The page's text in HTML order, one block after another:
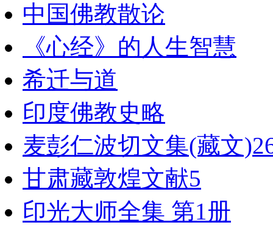
中国佛教散论
《心经》的人生智慧
希迁与道
印度佛教史略
麦彭仁波切文集(藏文
甘肃藏敦煌文献5
印光大师全集 第1册